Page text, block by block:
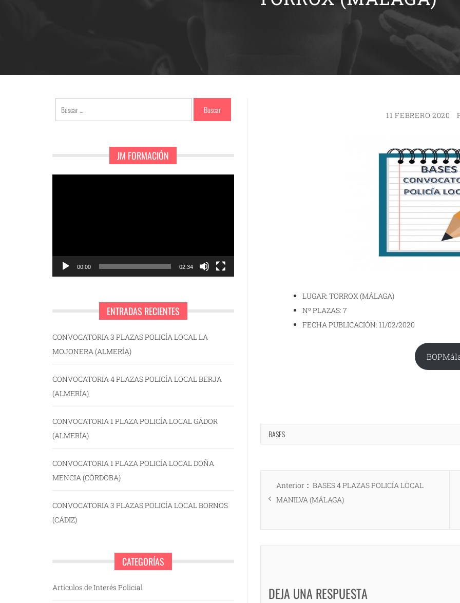
11 FEBRERO 2020
LUGAR: TORROX (MÁLAGA)
Nº PLAZAS: 7
FECHA PUBLICACIÓN: 11/02/2020
BASES
Navegación
de Anterior
Entrada
anterior:
BASES 4 PLAZAS POLICÍA LOCAL
MANILVA (MÁLAGA)
DEJA UNA RESPUESTA
Buscar:
JM FORMACIÓN
00:00 02:34
ENTRADAS RECIENTES
CONVOCATORIA 3 PLAZAS POLICÍA LOCAL LA
MOJONERA (ALMERÍA)
CONVOCATORIA 4 PLAZAS POLICÍA LOCAL BERJA
(ALMERÍA)
CONVOCATORIA 1 PLAZA POLICÍA LOCAL GÁDOR
(ALMERÍA)
CONVOCATORIA 1 PLAZA POLICÍA LOCAL DOÑA
MENCIA (CÓRDOBA)
CONVOCATORIA 3 PLAZAS POLICÍA LOCAL BORNOS
(CÁDIZ)
CATEGORÍAS
Artículos de Interés Policial